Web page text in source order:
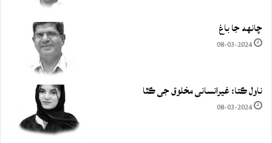
چانهه جا باغ
08-03-2024
ناول ڪتا: غيرانساني مخلوق جي ڪٿا
08-03-2024